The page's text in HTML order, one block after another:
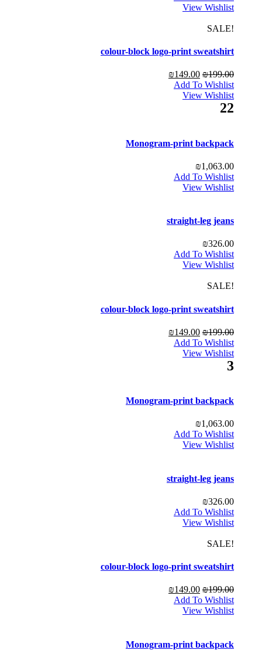
View Wishlist
!SALE
colour-block logo-print sweatshirt
₪199.00
₪149.00
Add To Wishlist
View Wishlist
22
Monogram-print backpack
₪1,063.00
Add To Wishlist
View Wishlist
straight-leg jeans
₪326.00
Add To Wishlist
View Wishlist
!SALE
colour-block logo-print sweatshirt
₪199.00
₪149.00
Add To Wishlist
View Wishlist
3
Monogram-print backpack
₪1,063.00
Add To Wishlist
View Wishlist
straight-leg jeans
₪326.00
Add To Wishlist
View Wishlist
!SALE
colour-block logo-print sweatshirt
₪199.00
₪149.00
Add To Wishlist
View Wishlist
Monogram-print backpack